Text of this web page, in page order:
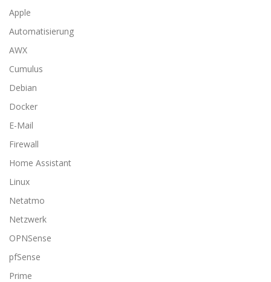
Apple
Automatisierung
AWX
Cumulus
Debian
Docker
E-Mail
Firewall
Home Assistant
Linux
Netatmo
Netzwerk
OPNSense
pfSense
Prime